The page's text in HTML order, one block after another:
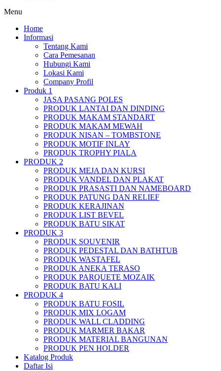
Menu
Home
Informasi
Tentang Kami
Cara Pemesanan
Hubungi Kami
Lokasi Kami
Company Profil
Produk 1
JASA PASANG POLES
PRODUK LANTAI DAN DINDING
PRODUK MAKAM STANDART
PRODUK MAKAM MEWAH
PRODUK NISAN – TOMBSTONE
PRODUK MOTIF INLAY
PRODUK TROPHY PIALA
PRODUK 2
PRODUK MEJA DAN KURSI
PRODUK VANDEL DAN PLAKAT
PRODUK PRASASTI DAN NAMEBOARD
PRODUK PATUNG DAN RELIEF
PRODUK KERAJINAN
PRODUK LIST BEVEL
PRODUK BATU SIKAT
PRODUK 3
PRODUK SOUVENIR
PRODUK PEDESTAL DAN BATHTUB
PRODUK WASTAFEL
PRODUK ANEKA TERASO
PRODUK PARQUETE MOZAIK
PRODUK BATU KALI
PRODUK 4
PRODUK BATU FOSIL
PRODUK MIX LOGAM
PRODUK WALL CLADDING
PRODUK MARMER BAKAR
PRODUK MATERIAL BANGUNAN
PRODUK PEN HOLDER
Katalog Produk
Daftar Isi